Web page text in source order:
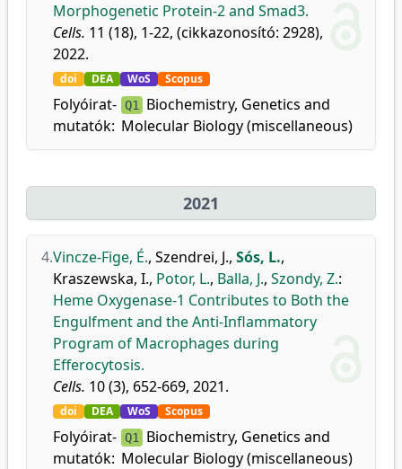
Morphogenetic Protein-2 and Smad3.
Cells. 11 (18), 1-22, (cikkazonosító: 2928),
2022.
doi DEA WoS Scopus
Folyóirat-
mutatók:
Q1 Biochemistry, Genetics and
Molecular Biology (miscellaneous)
2021
4.Vincze-Fige, É., Szendrei, J., Sós, L.,
Kraszewska, I., Potor, L., Balla, J., Szondy, Z.:
Heme Oxygenase-1 Contributes to Both the
Engulfment and the Anti-Inflammatory
Program of Macrophages during
Efferocytosis.
Cells. 10 (3), 652-669, 2021.
doi DEA WoS Scopus
Folyóirat-
mutatók:
Q1 Biochemistry, Genetics and
Molecular Biology (miscellaneous)